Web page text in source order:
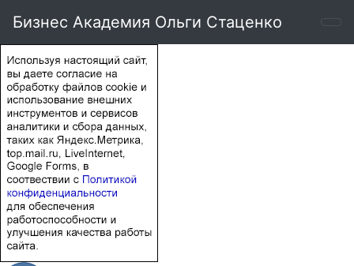
Бизнес Академия Ольги Стаценко